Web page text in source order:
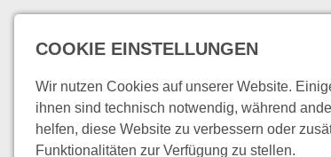
COOKIE EINSTELLUNGEN
Wir nutzen Cookies auf unserer Website.
ihnen sind technisch notwendig, während
helfen, diese Website zu verbessern oder
Funktionalitäten zur Verfügung zu stellen.